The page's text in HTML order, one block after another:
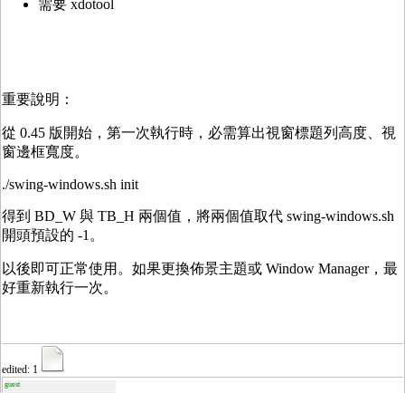
需要 xdotool
重要說明：
從 0.45 版開始，第一次執行時，必需算出視窗標題列高度、視
窗邊框寬度。
./swing-windows.sh init
得到 BD_W 與 TB_H 兩個值，將兩個值取代 swing-windows.sh
開頭預設的 -1。
以後即可正常使用。如果更換佈景主題或 Window Manager，最
好重新執行一次。
edited: 1
guest